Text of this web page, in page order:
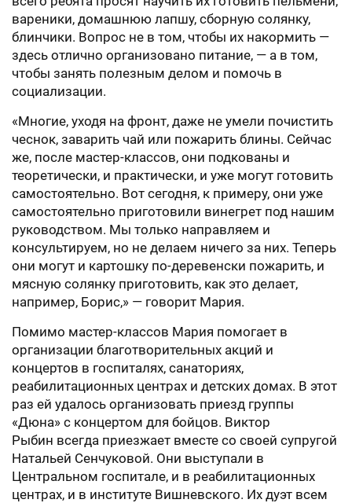
вареники, домашнюю лапшу, сборную солянку,
блинчики. Вопрос не в том, чтобы их накормить —
здесь отлично организовано питание, — а в том,
чтобы занять полезным делом и помочь в
социализации.
«Многие, уходя на фронт, даже не умели почистить
чеснок, заварить чай или пожарить блины. Сейчас
же, после мастер-классов, они подкованы и
теоретически, и практически, и уже могут готовить
самостоятельно. Вот сегодня, к примеру, они уже
самостоятельно приготовили винегрет под нашим
руководством. Мы только направляем и
консультируем, но не делаем ничего за них. Теперь
они могут и картошку по-деревенски пожарить, и
мясную солянку приготовить, как это делает,
например, Борис,» — говорит Мария.
Помимо мастер-классов Мария помогает в
организации благотворительных акций и
концертов в госпиталях, санаториях,
реабилитационных центрах и детских домах. В этот
раз ей удалось организовать приезд группы
«Дюна» с концертом для бойцов. Виктор
Рыбин всегда приезжает вместе со своей супругой
Натальей Сенчуковой. Они выступали в
Центральном госпитале, и в реабилитационных
центрах, и в институте Вишневского. Их дуэт всем